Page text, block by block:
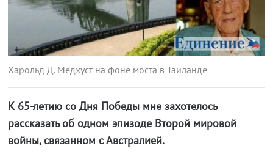
Харольд Д. Медхуст на фоне моста в Таиланде
К 65-летию со Дня Победы мне захотелось
рассказать об одном эпизоде Второй мировой
войны, связанном с Австралией.